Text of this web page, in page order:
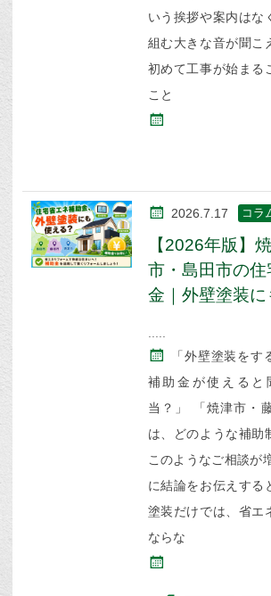
いう挨拶や案内はな
組む大きな音が聞こ
初めて工事が始まる
こと
2026.7.17 コラ
【2026年版】
市・島田市の
金｜外壁塗装に
「外壁塗装をす
補助金が使えると
当？」 「焼津市・
は、どのような補助
このようなご相談が
に結論をお伝えする
塗装だけでは、省エ
ならな